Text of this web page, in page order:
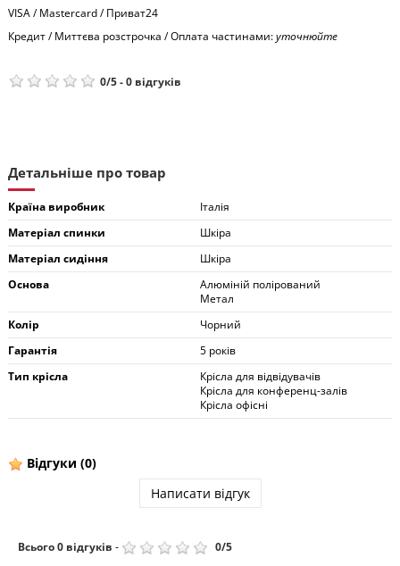
VISA / Mastercard / Приват24
Кредит / Миттєва розстрочка / Оплата частинами:уточнюйте
0/5-0 відгуків
Детальніше про товар
Країна виробник
Італія
Матеріал спинки
Шкіра
Матеріал сидіння
Шкіра
Основа
Алюміній полірований
Метал
Колір
Чорний
Гарантія
5 років
Тип крісла
Крісла для відвідувачів
Крісла для конференц-залів
Крісла офісні
Відгуки (0)
Написати відгук
Всього0 відгуків - 0/5